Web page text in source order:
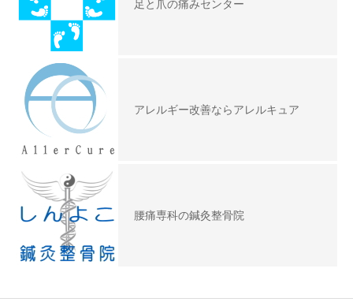
足と爪の痛みセンター
アレルギー改善ならアレルキュア
腰痛専科の鍼灸整骨院